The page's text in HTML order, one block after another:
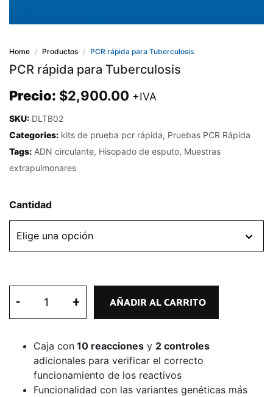
Home Productos PCR rápida para Tuberculosis
PCR rápida para Tuberculosis
Precio: $2,900.00 +IVA
SKU: DLTB02
Categories: kits de prueba pcr rápida, Pruebas PCR Rápida
Tags: ADN circulante, Hisopado de esputo, Muestras
extrapulmonares
Cantidad
- + AÑADIR AL CARRITO
Caja con 10 reacciones y 2 controles
adicionales para verificar el correcto
funcionamiento de los reactivos
Funcionalidad con las variantes genéticas más